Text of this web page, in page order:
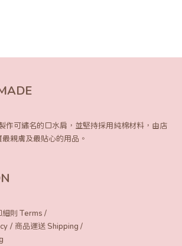
作可繡名的口水肩， 並堅持採用純棉材料，由店
最親膚及最貼心的用品。
細則 Terms /
/ 商品運送 Shipping /